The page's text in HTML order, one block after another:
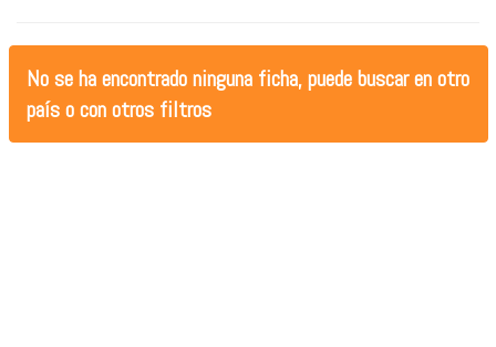
No se ha encontrado ninguna ficha, puede buscar en otro
país o con otros filtros